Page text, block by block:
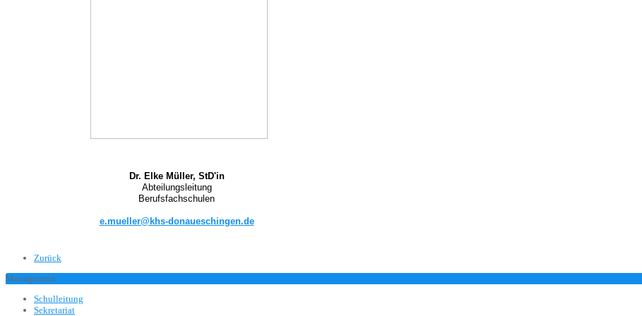
Dr. Elke Müller, StD'in
Abteilungsleitung
Berufsfachschulen
e.mueller@khs-donaueschingen.de
Zurück
Management
Schulleitung
Sekretariat